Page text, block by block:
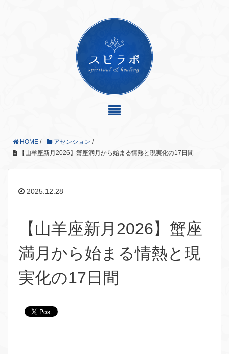
HOME / アセンション /
【山羊座新月2026】蟹座満月から始まる情熱と現実化の17日間
2025.12.28
【山羊座新月2026】蟹座
満月から始まる情熱と現
実化の17日間